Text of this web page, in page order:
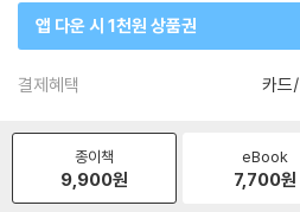
앱 다운 시 1천원 상품권
결제혜택 카드
종이책
9,900원
eBook
7,700원